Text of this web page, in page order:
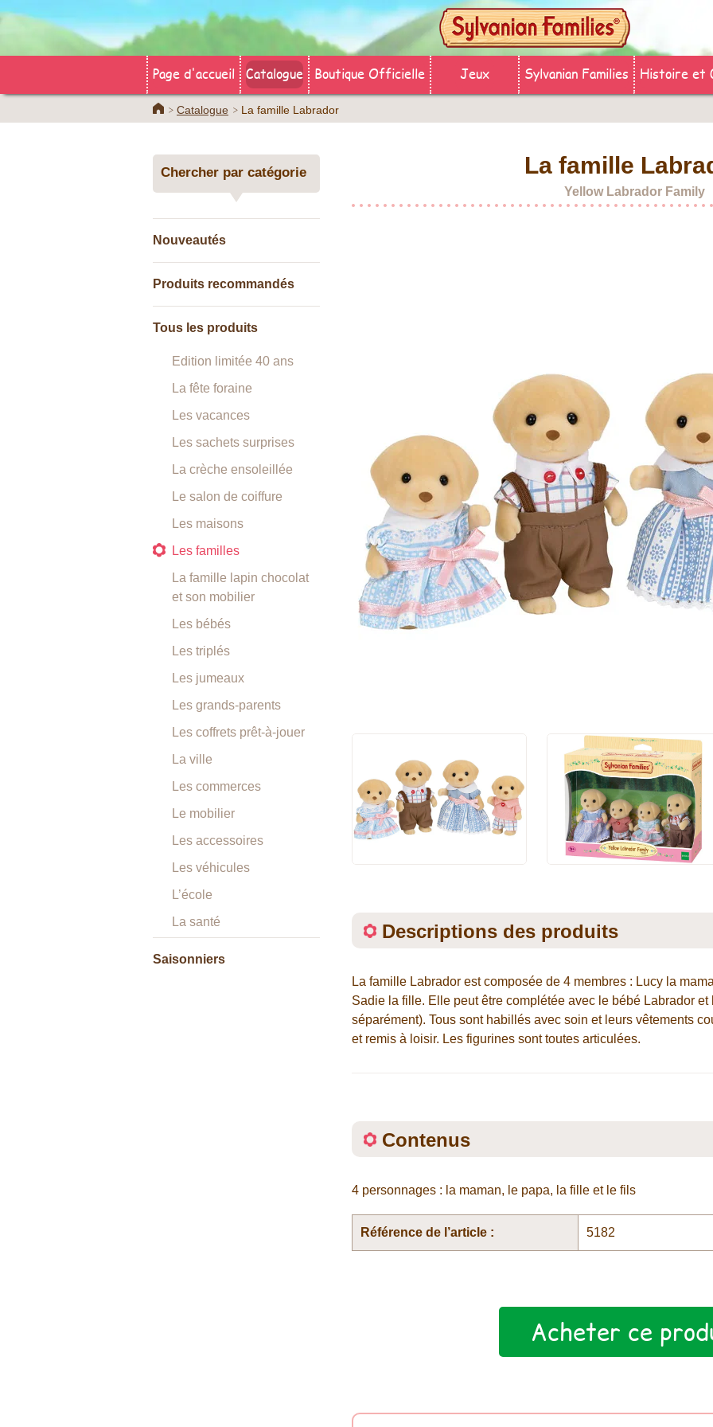
Page d'accueil Catalogue Boutique Officielle Jeux Sylvanian Families Histoire et
HomeCatalogue La famille Labrador
Chercher par catégorie
Nouveautés
Produits recommandés
Tous les produits
Edition limitée 40 ans
La fête foraine
Les vacances
Les sachets surprises
La crèche ensoleillée
Le salon de coiffure
Les maisons
Les familles
La famille lapin chocolat
et son mobilier
Les bébés
Les triplés
Les jumeaux
Les grands-parents
Les coffrets prêt-à-jouer
La ville
Les commerces
Le mobilier
Les accessoires
Les véhicules
L’école
La santé
Saisonniers
La famille
Yellow Labrador Family
Descriptions des produits
La famille Labrador est composée de 4 membres : Lucy la
Sadie la fille. Elle peut être complétée avec le bébé Labrador
séparément). Tous sont habillés avec soin et leurs vêtements
et remis à loisir. Les figurines sont toutes articulées.
Contenus
4 personnages : la maman, le papa, la fille et le fils
Référence de l’article : 5182
Acheter ce